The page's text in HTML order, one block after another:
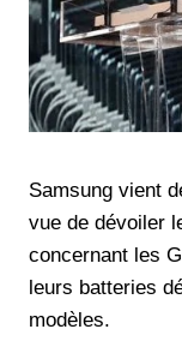
Samsung vient
vue de dévoiler
concernant les
leurs batteries
modèles.